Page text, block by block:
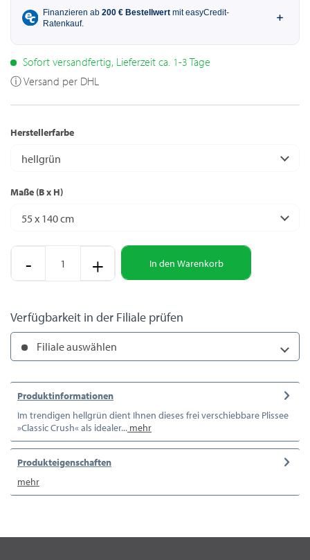
Sofort versandfertig, Lieferzeit ca. 1-3 Tage
ⓘ Versand per DHL
Herstellerfarbe
hellgrün
Maße (B x H)
55 x 140 cm
- + In den Warenkorb
Verfügbarkeit in der Filiale prüfen
Filiale auswählen
Produktinformationen
Im trendigen hellgrün dient Ihnen dieses frei verschiebbare Plissee
»Classic Crush« als idealer... mehr
Produkteigenschaften
mehr